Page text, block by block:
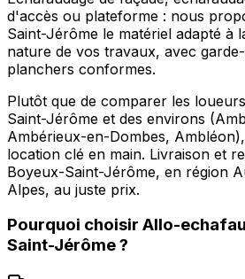
d'accès ou plateforme : nous
Saint-Jérôme le matériel adapté à
nature de vos travaux, avec
planchers conformes.
Plutôt que de comparer les
Saint-Jérôme et des environs
Ambérieux-en-Dombes,
location clé en main. Livraison et
Boyeux-Saint-Jérôme, en région
Alpes, au juste prix.
Pourquoi choisir Allo-
Saint-Jérôme?